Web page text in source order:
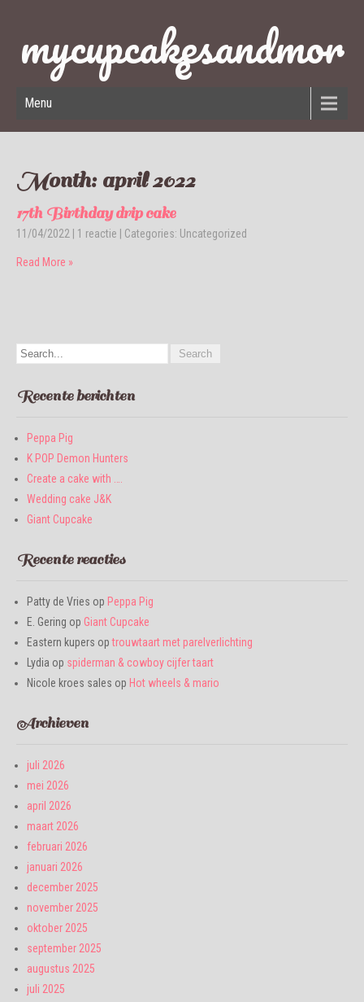
mycupcakesandmor
e
Menu
Month: april 2022
17th Birthday drip cake
11/04/2022 1 reactie | Categories: Uncategorized
Read More »
Recente berichten
Peppa Pig
K POP Demon Hunters
Create a cake with ….
Wedding cake J&K
Giant Cupcake
Recente reacties
Patty de Vries op Peppa Pig
E. Gering op Giant Cupcake
Eastern kupers optrouwtaart met parelverlichting
Lydia op spiderman & cowboy cijfer taart
Nicole kroes sales op Hot wheels & mario
Archieven
juli 2026
mei 2026
april 2026
maart 2026
februari 2026
januari 2026
december 2025
november 2025
oktober 2025
september 2025
augustus 2025
juli 2025